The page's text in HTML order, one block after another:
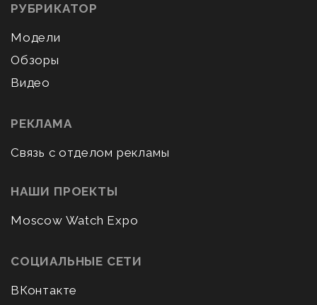
РУБРИКАТОР
Модели
Обзоры
Видео
РЕКЛАМА
Связь с отделом рекламы
НАШИ ПРОЕКТЫ
Moscow Watch Expo
СОЦИАЛЬНЫЕ СЕТИ
ВКонтакте